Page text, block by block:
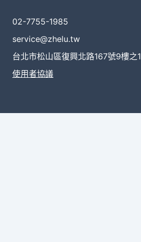
02-7755-1985
service@zhelu.tw
台北市松山區復興北路167號9樓之1
使用者協議